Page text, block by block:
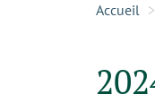
Accueil